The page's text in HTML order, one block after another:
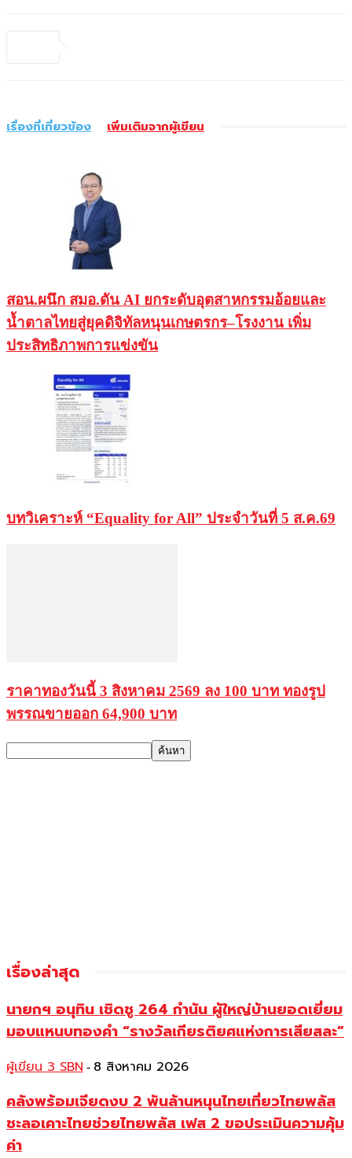
เรื่องที่เกี่ยวข้อง เพิ่มเติมจากผู้เขียน
สอน.ผนึก สมอ.ดัน AI ยกระดับอุตสาหกรรมอ้อยและ
น้ำตาลไทยสู่ยุคดิจิทัลหนุนเกษตรกร–โรงงาน เพิ่ม
ประสิทธิภาพการแข่งขัน
บทวิเคราะห์ “Equality for All” ประจำวันที่ 5 ส.ค.69
ราคาทองวันนี้ 3 สิงหาคม 2569 ลง 100 บาท ทองรูป
พรรณขายออก 64,900 บาท
เรื่องล่าสุด
นายกฯ อนุทิน เชิดชู 264 กำนัน ผู้ใหญ่บ้านยอดเยี่ยม
มอบแหนบทองคำ “รางวัลเกียรติยศแห่งการเสียสละ”
ผู้เขียน 3 SBN - 8 สิงหาคม 2026
คลังพร้อมเจียดงบ 2 พันล้านหนุนไทยเที่ยวไทยพลัส
ชะลอเคาะไทยช่วยไทยพลัส เฟส 2 ขอประเมินความคุ้ม
ค่า